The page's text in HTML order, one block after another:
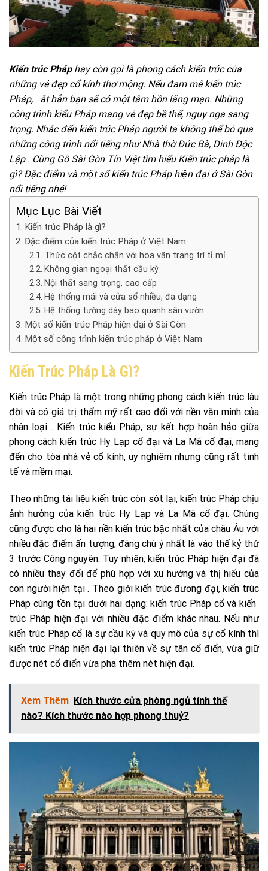
Kiến trúc Pháphay còn gọi là phong cách kiến trúc của
những vẻ đẹp cổ kính thơ mộng. Nếu đam mê kiến ​​trúc
Pháp, ắt hẳn bạn sẽ có một tâm hồn lãng mạn. Những
công trình kiểu Pháp mang vẻ đẹp bề thế, nguy nga sang
trọng. Nhắc đến kiến ​​trúc Pháp người ta không thể bỏ qua
những công trình nổi tiếng như Nhà thờ Đức Bà, Dinh Độc
Lập . Cùng Gỗ Sài Gòn Tín Việt tìm hiểu Kiến trúc pháp là
gì? Đặc điểm và một số kiến trúc Pháp hiện đại ở Sài Gòn
nổi tiếng nhé!
Mục Lục Bài Viết
Kiến trúc Pháp là gì?
Đặc điểm của kiến trúc Pháp ở Việt Nam
Thức cột chắc chắn với hoa văn trang trí tỉ mỉ
Không gian ngoại thất cầu kỳ
Nội thất sang trọng, cao cấp
Hệ thống mái và cửa sổ nhiều, đa dạng
Hệ thống tường dày bao quanh sân vườn
Một số kiến trúc Pháp hiện đại ở Sài Gòn
Một số công trình kiến trúc pháp ở Việt Nam
Kiến Trúc Pháp Là Gì?
Kiến trúc Pháp là một trong những phong cách kiến ​​trúc lâu
đời và có giá trị thẩm mỹ rất cao đối với nền văn minh của
nhân loại . Kiến trúc kiểu Pháp, sự kết hợp hoàn hảo giữa
phong cách kiến ​​trúc Hy Lạp cổ đại và La Mã cổ đại, mang
đến cho tòa nhà vẻ cổ kính, uy nghiêm nhưng cũng rất tinh
tế và mềm mại.
Theo những tài liệu kiến ​​trúc còn sót lại, kiến ​​trúc Pháp chịu
ảnh hưởng của kiến ​​trúc Hy Lạp và La Mã cổ đại. Chúng
cũng được cho là hai nền kiến trúc bậc nhất của châu Âu với
nhiều đặc điểm ấn tượng, đáng chú ý nhất là vào thế kỷ thứ
3 trước Công nguyên. Tuy nhiên, kiến ​​trúc Pháp hiện đại đã
có nhiều thay đổi để phù hợp với xu hướng và thị hiếu của
con người hiện tại . Theo giới kiến ​​trúc đương đại, kiến ​​trúc
Pháp cùng tồn tại dưới hai dạng: kiến ​​trúc Pháp cổ và kiến ​​
trúc Pháp hiện đại với nhiều đặc điểm khác nhau. Nếu như
kiến ​​trúc Pháp cổ là sự cầu kỳ và quy mô của sự cổ kính thì
kiến ​​trúc Pháp hiện đại lại thiên về sự tân cổ điển, vừa giữ
được nét cổ điển vừa pha thêm nét hiện đại.
Xem Thêm Kích thước cửa phòng ngủ tính thế
nào? Kích thước nào hợp phong thuỷ?